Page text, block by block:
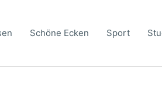
Schöne Ecken Sport